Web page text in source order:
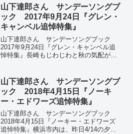
んが一番好きなギタリストのひとりで
「無駄のない...
山下達郎さん サンデーソングブ
ック 2017年9月24日『グレン・
キャンベル追悼特集』
山下達郎さん サンデーソングブック
2017年9月24日『グレン・キャンベル追
悼特集』長崎もじわじわと秋の気配が深
の歌しか知りませんが、哀愁のある歌声
です。番組最後に...
山下達郎さん サンデーソングブ
ック 2018年4月15日『ノーキ
ー・エドワーズ追悼特集』
山下達郎さん サンデーソングブック
2018年4月15日『ノーキー・エドワーズ
追悼特集』横浜市内は、昨日4/14の夕方